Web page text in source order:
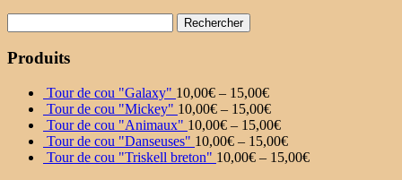
Produits
Tour de cou "Galaxy" 10,00€ – 15,00€
Tour de cou "Mickey" 10,00€ – 15,00€
Tour de cou "Animaux" 10,00€ – 15,00€
Tour de cou "Danseuses" 10,00€ – 15,00€
Tour de cou "Triskell breton" 10,00€ – 15,00€